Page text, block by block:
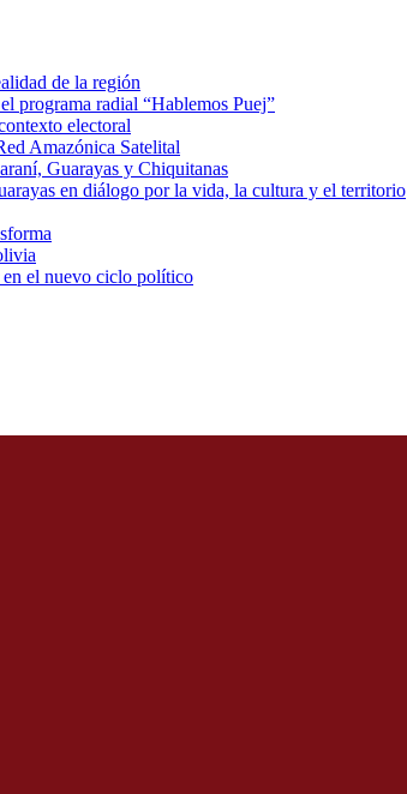
de la región
programa radial “Hablemos Puej”
electoral
Amazónica Satelital
Guarayas y Chiquitanas
en diálogo por la vida, la cultura y el territorio
el nuevo ciclo político